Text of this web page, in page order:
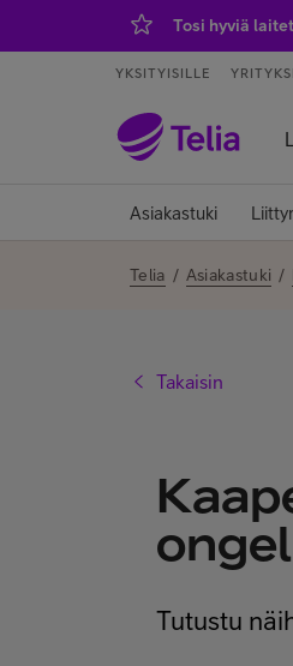
Tosi hyviä
YKSITYISILLE
Asiakastuki
Telia / Asiakastuki /
Takaisin
Tutustu